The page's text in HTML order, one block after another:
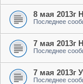
8 мая 2013г
Последнее
7 мая 2013г
Последнее
7 мая 2013г
Последнее